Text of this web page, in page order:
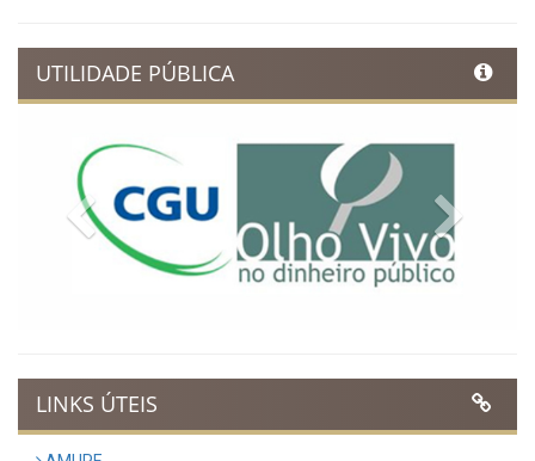
UTILIDADE PÚBLICA
Previous
LINKS ÚTEIS